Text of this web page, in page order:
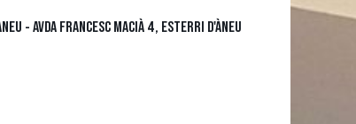
- AVDA FRANCESC MACIÀ 4, ESTERRI D'ÀNEU